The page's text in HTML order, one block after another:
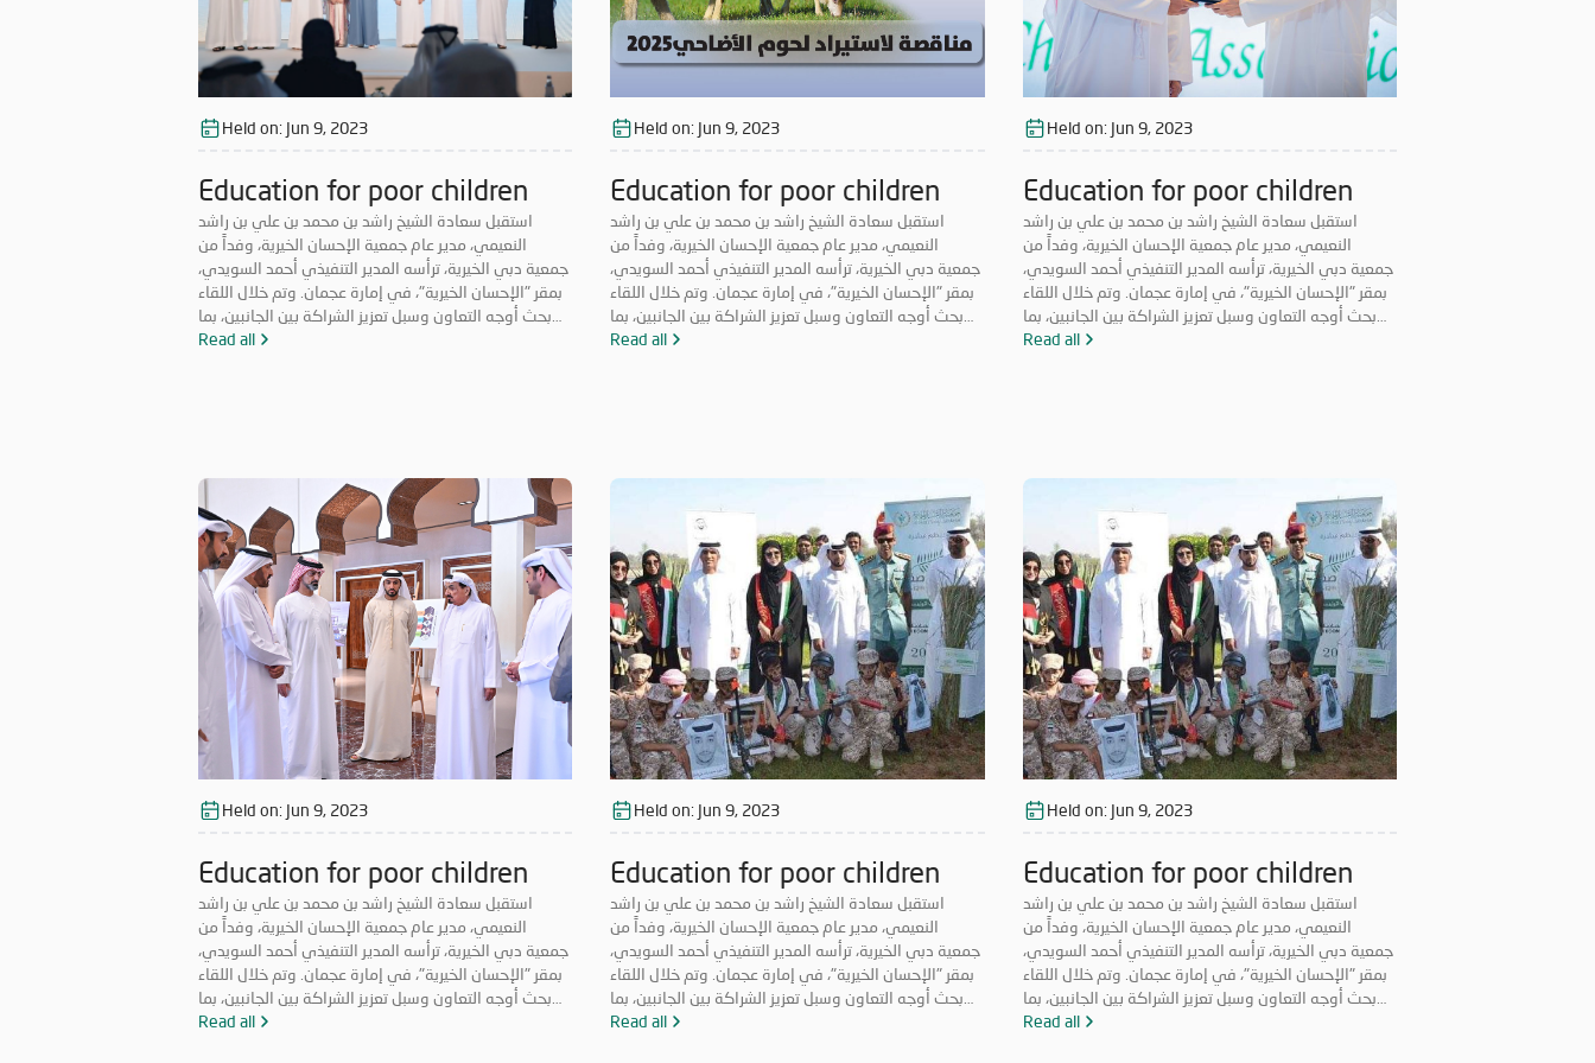
Held on: Jun 9, 2023
Education for poor children
استقبل سعادة الشيخ راشد بن محمد بن علي بن راشد
النعيمي، مدير عام جمعية الإحسان الخيرية، وفداً من
جمعية دبي الخيرية، ترأسه المدير التنفيذي أحمد السويدي،
بمقر "الإحسان الخيرية"، في إمارة عجمان. وتم خلال اللقاء
بحث أوجه التعاون وسبل تعزيز الشراكة بين الجانبين، بما
يخدم العمل الخيري والإنساني داخل الدولة، كما تناول
Read all
Held on: Jun 9, 2023
Education for poor children
استقبل سعادة الشيخ راشد بن محمد بن علي بن راشد
النعيمي، مدير عام جمعية الإحسان الخيرية، وفداً من
جمعية دبي الخيرية، ترأسه المدير التنفيذي أحمد السويدي،
بمقر "الإحسان الخيرية"، في إمارة عجمان. وتم خلال اللقاء
بحث أوجه التعاون وسبل تعزيز الشراكة بين الجانبين، بما
يخدم العمل الخيري والإنساني داخل الدولة، كما تناول
Read all
Held on: Jun 9, 2023
Education for poor children
استقبل سعادة الشيخ راشد بن محمد بن علي بن راشد
النعيمي، مدير عام جمعية الإحسان الخيرية، وفداً من
جمعية دبي الخيرية، ترأسه المدير التنفيذي أحمد السويدي،
بمقر "الإحسان الخيرية"، في إمارة عجمان. وتم خلال اللقاء
بحث أوجه التعاون وسبل تعزيز الشراكة بين الجانبين، بما
يخدم العمل الخيري والإنساني داخل الدولة، كما تناول
Read all
Held on: Jun 9, 2023
Education for poor children
استقبل سعادة الشيخ راشد بن محمد بن علي بن راشد
النعيمي، مدير عام جمعية الإحسان الخيرية، وفداً من
جمعية دبي الخيرية، ترأسه المدير التنفيذي أحمد السويدي،
بمقر "الإحسان الخيرية"، في إمارة عجمان. وتم خلال اللقاء
بحث أوجه التعاون وسبل تعزيز الشراكة بين الجانبين، بما
يخدم العمل الخيري والإنساني داخل الدولة، كما تناول
Read all
Held on: Jun 9, 2023
Education for poor children
استقبل سعادة الشيخ راشد بن محمد بن علي بن راشد
النعيمي، مدير عام جمعية الإحسان الخيرية، وفداً من
جمعية دبي الخيرية، ترأسه المدير التنفيذي أحمد السويدي،
بمقر "الإحسان الخيرية"، في إمارة عجمان. وتم خلال اللقاء
بحث أوجه التعاون وسبل تعزيز الشراكة بين الجانبين، بما
يخدم العمل الخيري والإنساني داخل الدولة، كما تناول
Read all
Held on: Jun 9, 2023
Education for poor children
استقبل سعادة الشيخ راشد بن محمد بن علي بن راشد
النعيمي، مدير عام جمعية الإحسان الخيرية، وفداً من
جمعية دبي الخيرية، ترأسه المدير التنفيذي أحمد السويدي،
بمقر "الإحسان الخيرية"، في إمارة عجمان. وتم خلال اللقاء
بحث أوجه التعاون وسبل تعزيز الشراكة بين الجانبين، بما
يخدم العمل الخيري والإنساني داخل الدولة، كما تناول
Read all